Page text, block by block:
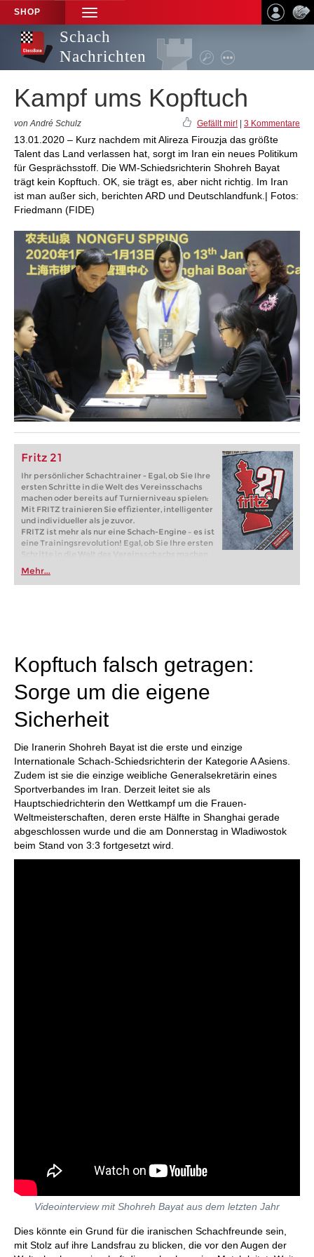
SHOP
TOGGLE
NAVIGATION
Schach
Nachrichten
Kampf ums Kopftuch
von André Schulz Gefällt mir! 3 Kommentare
13.01.2020 – Kurz nachdem mit Alireza Firouzja das größte
Talent das Land verlassen hat, sorgt im Iran ein neues Politikum
für Gesprächsstoff. Die WM-Schiedsrichterin Shohreh Bayat
trägt kein Kopftuch. OK, sie trägt es, aber nicht richtig. Im Iran
ist man außer sich, berichten ARD und Deutschlandfunk.| Fotos:
Friedmann (FIDE)
Fritz 21
Ihr persönlicher Schachtrainer - Egal, ob Sie Ihre
ersten Schritte in die Welt des Vereinsschachs
machen oder bereits auf Turnierniveau spielen:
Mit FRITZ trainieren Sie effizienter, intelligenter
und individueller als je zuvor.
FRITZ ist mehr als nur eine Schach-Engine – es ist
eine Trainingsrevolution! Egal, ob Sie Ihre ersten
Schritte in die Welt des Vereinsschachs machen
oder bereits auf Turnierniveau spielen: Mit
FRITZ trainieren Sie effizienter, intelligenter und
individueller als je zuvor.
Mehr...
Kopftuch falsch getragen:
Sorge um die eigene
Sicherheit
Die Iranerin Shohreh Bayat ist die erste und einzige
Internationale Schach-Schiedsrichterin der Kategorie A Asiens.
Zudem ist sie die einzige weibliche Generalsekretärin eines
Sportverbandes im Iran. Derzeit leitet sie als
Hauptschiedrichterin den Wettkampf um die Frauen-
Weltmeisterschaften, deren erste Hälfte in Shanghai gerade
abgeschlossen wurde und die am Donnerstag in Wladiwostok
beim Stand von 3:3 fortgesetzt wird.
Videointerview mit Shohreh Bayat aus dem letzten Jahr
Dies könnte ein Grund für die iranischen Schachfreunde sein,
mit Stolz auf ihre Landsfrau zu blicken, die vor den Augen der